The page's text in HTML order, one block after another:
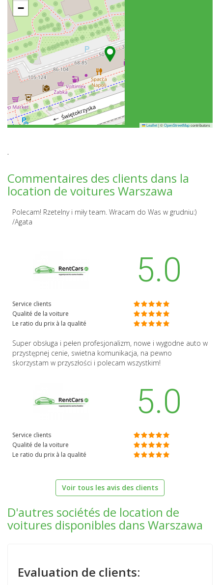
−
Leaflet|©OpenStreetMapcontributors
.
Commentaires des clients dans la
location de voitures Warszawa
Polecam! Rzetelny i miły team. Wracam do Was w grudniu:)
/Agata
5.0
Service clients
Qualité de la voiture
Le ratio du prix à la qualité
Super obsługa i pełen profesjonalizm, nowe i wygodne auto w
przystępnej cenie, swietna komunikacja, na pewno
skorzystam w przyszłości i polecam wszystkim!
5.0
Service clients
Qualité de la voiture
Le ratio du prix à la qualité
Voir tous les avis des clients
D'autres sociétés de location de
voitures disponibles dans Warszawa
Evaluation de clients: